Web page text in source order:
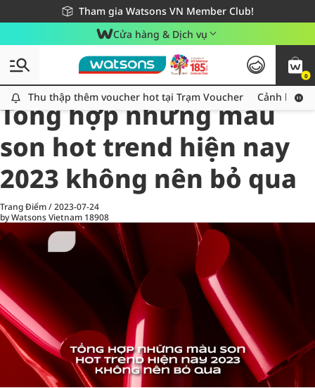
Tham gia Watsons VN Member Club!
Miễn phí giao hàng cho đơn hàng từ 249,000Đ
Giao hàng nhanh 24h - Áp dụng khu vực TP. Hồ Chí Minh
Cửa hàng & Dịch vụ
0
Thu thập thêm voucher hot tại Trạm Voucher
Thu thập thêm voucher hot tại Trạm Voucher Cảnh báo
All
Chăm Sóc Cá Nhân
Tổng hợp những màu
son hot trend hiện nay
2023 không nên bỏ qua
Trang Điểm/2023-07-24
by Watsons Vietnam 18908